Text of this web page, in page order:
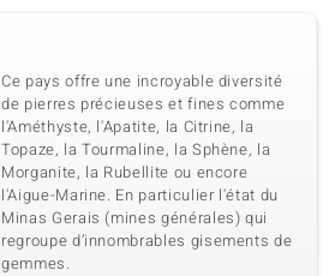
Origine
Brésil
Ce pays offre une incroyable diversité
de pierres précieuses et fines comme
l'Améthyste, l'Apatite, la Citrine, la
Topaze, la Tourmaline, la Sphène, la
Morganite, la Rubellite ou encore
l'Aigue-Marine. En particulier l'état du
Minas Gerais (mines générales) qui
regroupe d’innombrables gisements de
gemmes.